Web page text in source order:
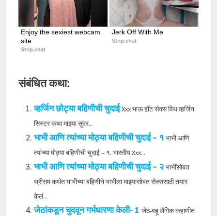
Enjoy the sexiest webcam
site
Strip.chat
Jerk Off With Me
Strip.chat
संबंधित कथा:
व्हर्जिन छोट्या बहिणीची चुदाई Xxx भाऊ हॉट सेक्स विथ व्हर्जिन
सिस्टर कथा माझ्या सुंदर...
भाभी आणि त्यांच्या मोठ्या बहिणीची चुदाई – १ भाभी आणि
त्यांच्या मोठ्या बहिणीची चुदाई – १. भारतीय Xxx...
भाभी आणि त्यांच्या मोठ्या बहिणीची चुदाई – २ भाभींसोबत
थ्रीसम कथेत भाभीच्या बहिणीने भाभीला माझ्यासोबत सेक्ससाठी तयार
केलं...
जेठांकडून चुदवून गर्भधारणा केली- 1 जेठ-वहू लैंगिक कहाणीत